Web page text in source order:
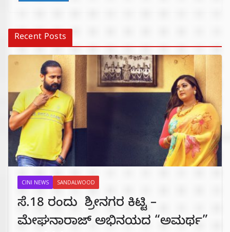
Recent Posts
CINI NEWS SANDALWOOD
ಸೆ.18 ರಂದು ಶ್ರೀನಗರ ಕಿಟ್ಟಿ –
ಮೇಘನಾರಾಜ್ ಅಭಿನಯದ “ಅಮರ್ಥ”